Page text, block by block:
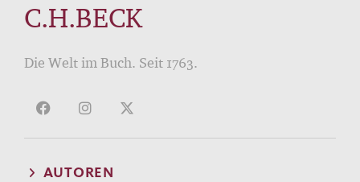
C.H.BECK
Die Welt im Buch. Seit 1763.
AUTOREN